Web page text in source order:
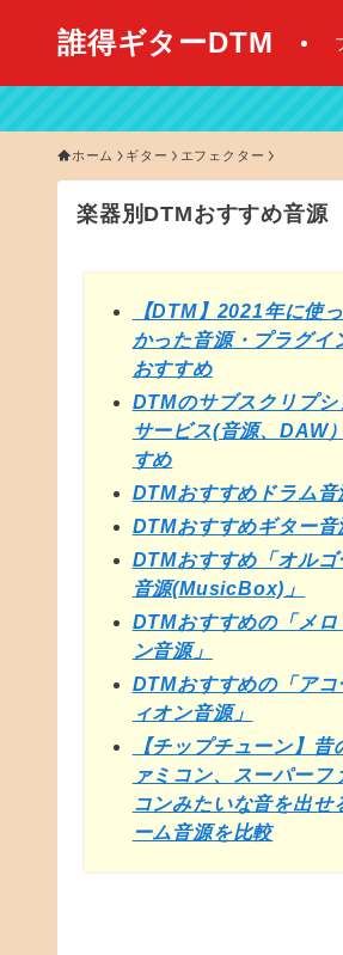
誰得ギターDTM
ホーム ギター エフェクター
楽器別DTMおすすめ音源
【DTM】2021年に使
かった音源・プラグイ
おすすめ
DTMのサブスクリプシ
サービス(音源、DAW
すめ
DTMおすすめドラム音
DTMおすすめギター音
DTMおすすめ「オルゴ
音源(MusicBox)」
DTMおすすめの「メロ
ン音源」
DTMおすすめの「アコ
ィオン音源」
【チップチューン】昔
ァミコン、スーパーフ
コンみたいな音を出せ
ーム音源を比較